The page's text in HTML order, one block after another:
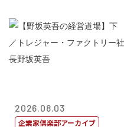
2026.08.03
企業家倶楽部アーカイブ